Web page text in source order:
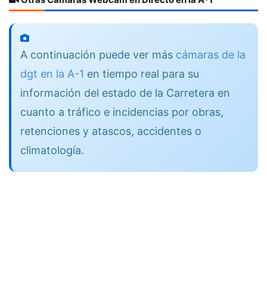
A continuación puede ver más cámaras de la
dgt en la A-1 en tiempo real para su
información del estado de la Carretera en
cuanto a tráfico e incidencias por obras,
retenciones y atascos, accidentes o
climatología.